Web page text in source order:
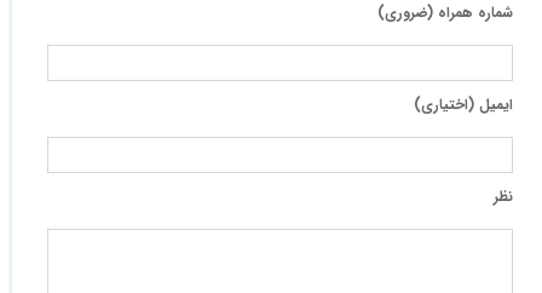
شماره همراه (ضروری)
ایمیل (اختیاری)
نظر